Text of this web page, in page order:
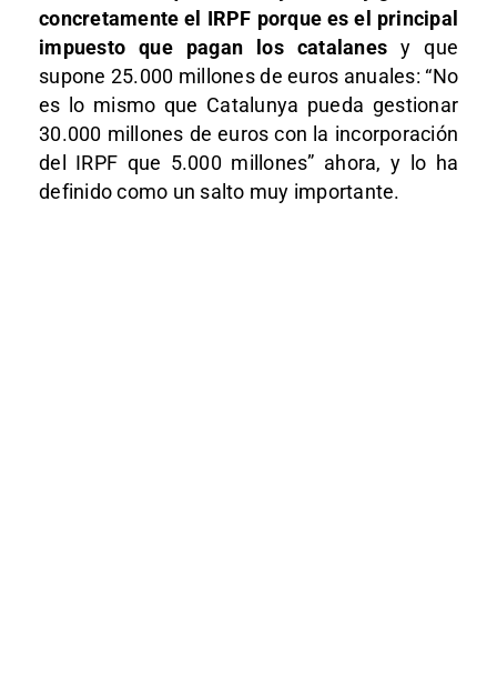
concretamente el IRPF porque es el principal
impuesto que pagan los catalanes y que
supone 25.000 millones de euros anuales: “No
es lo mismo que Catalunya pueda gestionar
30.000 millones de euros con la incorporación
del IRPF que 5.000 millones” ahora, y lo ha
definido como un salto muy importante.